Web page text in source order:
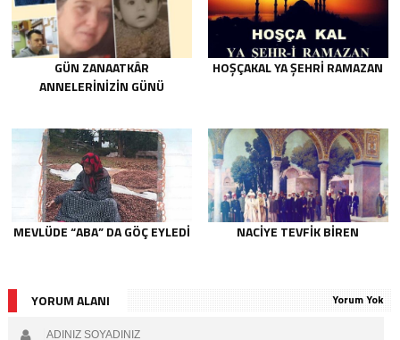
GÜN ZANAATKÂR
ANNELERİNİZİN GÜNÜ
HOŞÇAKAL YA ŞEHRİ RAMAZAN
MEVLÜDE “ABA” DA GÖÇ EYLEDI NACIYE TEVFIK BIREN
YORUM ALANI Yorum Yok